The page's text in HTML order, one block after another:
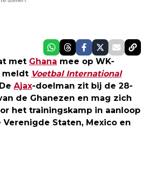
met Ghana mee op WK-
meldt Voetbal International
Ajax-doelman zit bij de 28-
de Ghanezen en mag zich
het trainingskamp in aanloop
Staten, Mexico en